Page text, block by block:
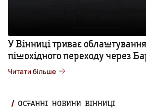
У Вінниці триває
пішохідного переходу через
Читати більше
ОСТАННІ НОВИНИ ВІННИЦІ